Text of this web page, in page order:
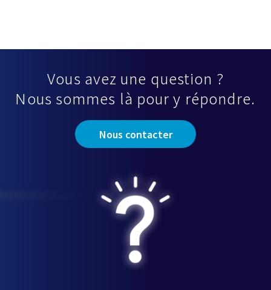
Vous avez une question ?
Nous sommes là pour y répondre.
Nous contacter